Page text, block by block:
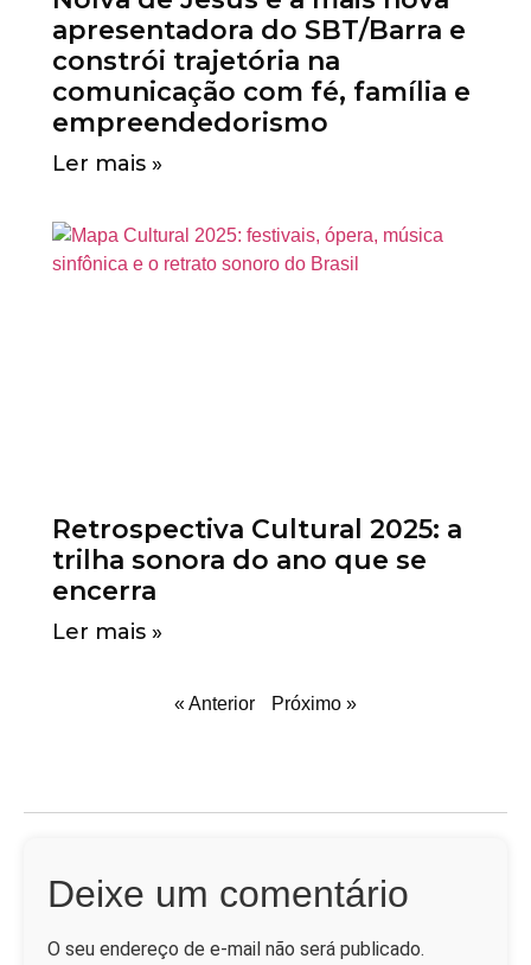
apresentadora do SBT/Barra e
constrói trajetória na
comunicação com fé, família e
empreendedorismo
Ler mais »
Retrospectiva Cultural 2025: a
trilha sonora do ano que se
encerra
Ler mais »
« Anterior Próximo »
Deixe um comentário
O seu endereço de e-mail não será publicado.